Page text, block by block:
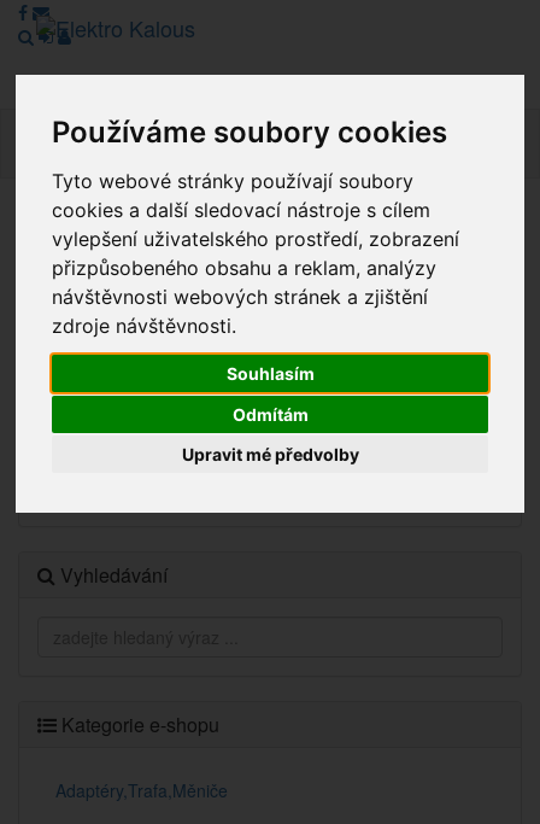
Používáme soubory cookies
Tyto webové stránky používají soubory
cookies a další sledovací nástroje s cílem
vylepšení uživatelského prostředí, zobrazení
přizpůsobeného obsahu a reklam, analýzy
návštěvnosti webových stránek a zjištění
zdroje návštěvnosti.
Souhlasím
Odmítám
Upravit mé předvolby
Vážení zákazníci, v tuto chvíli je Náš internetový obchod v
režimu Katalogu. Objednávky on-line nyní nelze vyřídit.
Děkujeme za pochopení.
Novinky
Vyhledávání
Kategorie e-shopu
Adaptéry,Trafa,Měniče